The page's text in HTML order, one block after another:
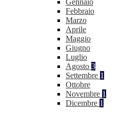
Gennaio
Febbraio
Marzo
Aprile
Maggio
Giugno
Luglio
Agosto 3
Settembre 1
Ottobre
Novembre 1
Dicembre 1